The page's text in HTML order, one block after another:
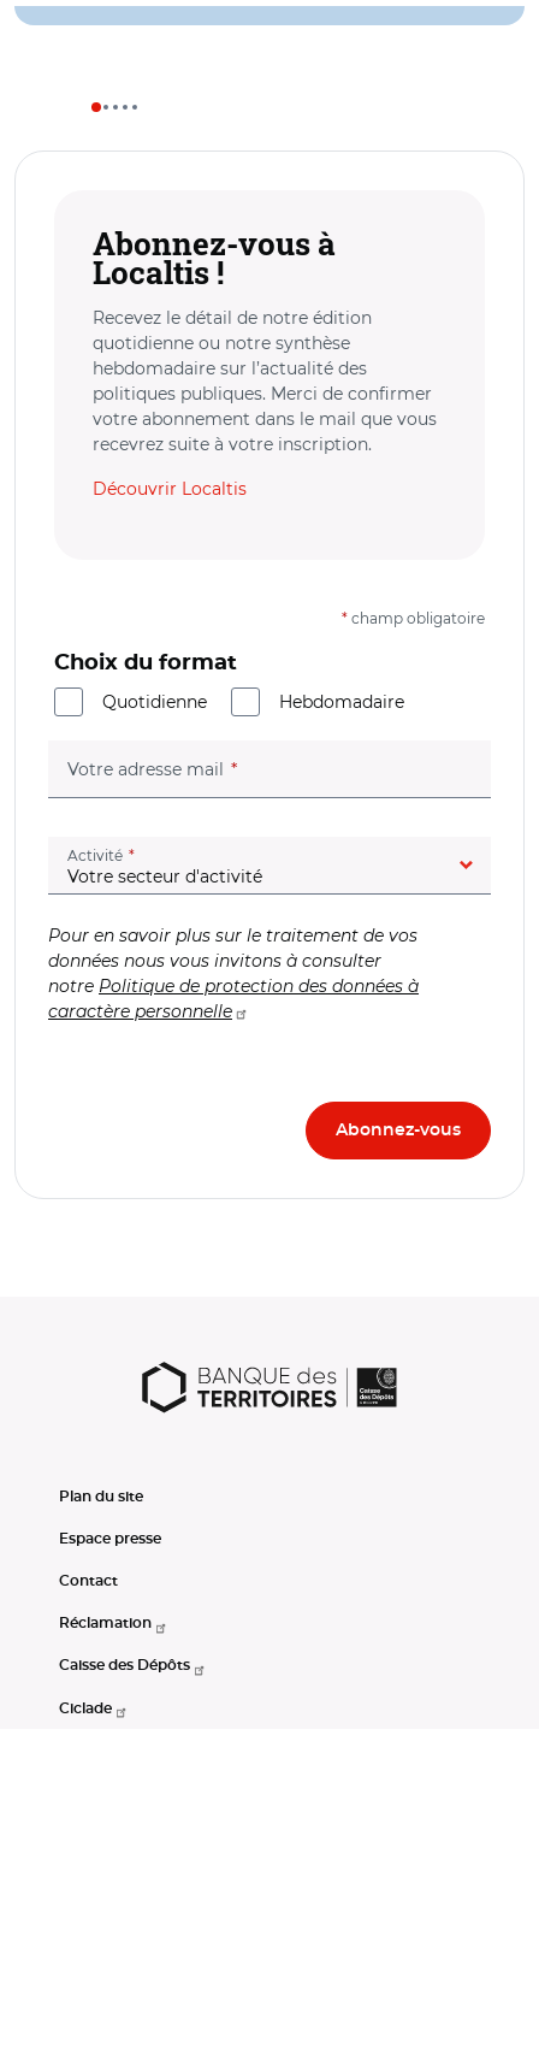
Abonnez-vous à
Localtis !
Recevez le détail de notre édition
quotidienne ou notre synthèse
hebdomadaire sur l’actualité des
politiques publiques. Merci de confirmer
votre abonnement dans le mail que vous
recevrez suite à votre inscription.
Découvrir Localtis
* champ obligatoire
Choix du format
Quotidienne
Hebdomadaire
Votre adresse mail (champ obligatoire)
Activité (champ obligatoire)
Pour en savoir plus sur le traitement de vos
données nous vous invitons à consulter
notre Politique de protection des données à
caractère personnelle
Plan du site
Espace presse
Contact
Réclamation
Caisse des Dépôts
Ciclade